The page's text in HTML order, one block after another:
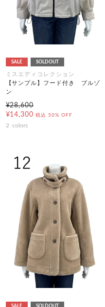
SALE SOLDOUT
ミスエディコレクション
【サンプル】フード付き ブルゾ
ン
¥28,600
¥14,300 税込 50% OFF
2 colors
SALE SOLDOUT